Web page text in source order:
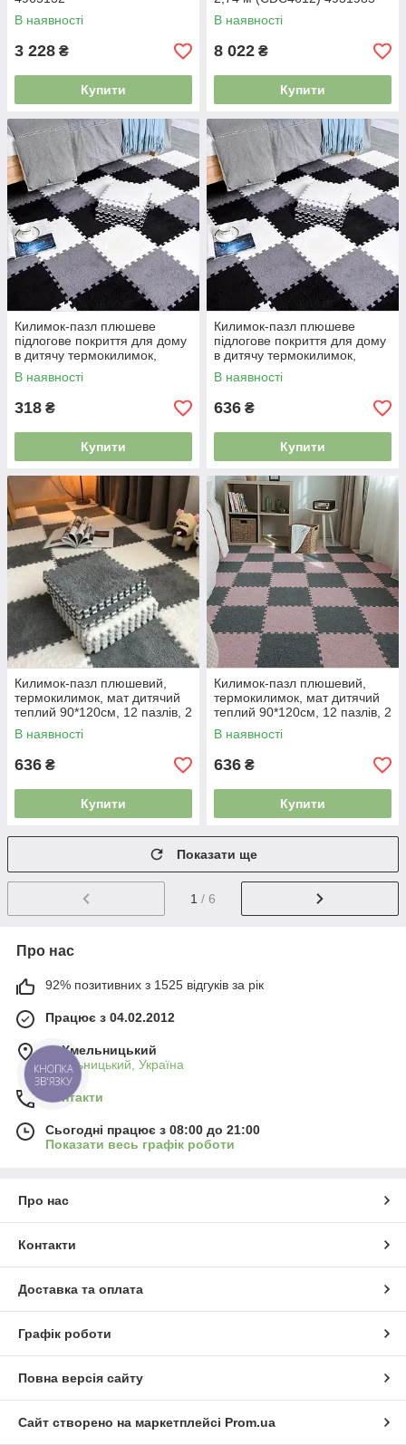
В наявності
3 228 ₴
Купити
В наявності
8 022 ₴
Купити
Килимок-пазл плюшеве
підлогове покриття для дому
в дитячу термокилимок,
м’який килим, 60×150см, 10
шт сірий 4983599
В наявності
318 ₴
Купити
Килимок-пазл плюшеве
підлогове покриття для дому
в дитячу термокилимок,
м’який килим, 90×120см, 12
шт сірий 4983608
В наявності
636 ₴
Купити
Килимок-пазл плюшевий,
термокилимок, мат дитячий
теплий 90*120см, 12 пазлів, 2
кольори білий/сірий 4983612
В наявності
636 ₴
Купити
Килимок-пазл плюшевий,
термокилимок, мат дитячий
теплий 90*120см, 12 пазлів, 2
кольори рожевий/сірий
4983615
В наявності
636 ₴
Купити
Показати ще
1 / 6
Про нас
92% позитивних з 1525 відгуків за рік
Працює з 04.02.2012
м. Хмельницький
Хмельницький, Україна
Контакти
Сьогодні працює з 08:00 до 21:00
Показати весь графік роботи
Про нас
Контакти
Доставка та оплата
Графік роботи
Повна версія сайту
Сайт створено на маркетплейсі Prom.ua
КНОПКА
ЗВ'ЯЗКУ